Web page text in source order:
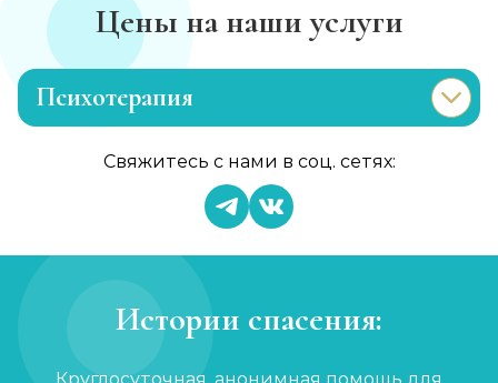
Цены на наши услуги
Психотерапия
Консультация психолога
Свяжитесь с нами в соц. сетях:
Истории спасения: